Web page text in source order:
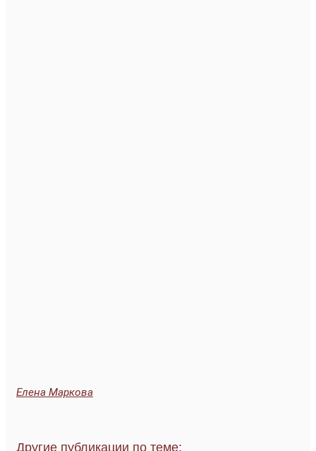
Елена Маркова
Другие публикации по теме: